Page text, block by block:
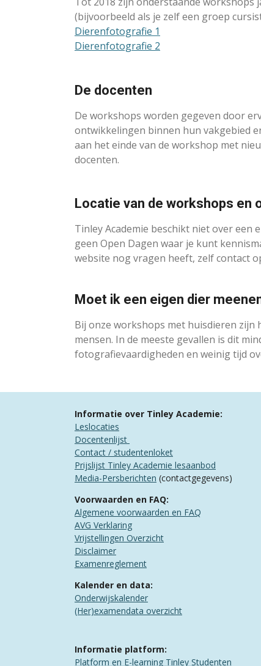
(bijvoorbeeld als je zelf een groep
Dierenfotografie 1
Dierenfotografie 2
De docenten
De workshops worden gegeven door
ontwikkelingen binnen hun vakgebied
aan het einde van de workshop met
docenten.
Locatie van de workshops en
Tinley Academie beschikt niet over een
geen Open Dagen waar je kunt
website nog vragen heeft, zelf contact
Moet ik een eigen dier
Bij onze workshops met huisdieren zijn
mensen. In de meeste gevallen is dit
fotografievaardigheden en weinig tijd
Informatie over Tinley Academie:
Leslocaties
Docentenlijst
Contact / studentenloket
Prijslijst Tinley Academie lesaanbod
Media-Persberichten (contactgegevens)
Voorwaarden en FAQ:
Algemene voorwaarden en FAQ
​AVG Verklaring
​Vrijstellingen Overzicht
Disclaimer
Examenreglement
Kalender en data:
Onderwijskalender
(Her)examendata overzicht
Informatie platform:
Platform en E-learning Tinley Studenten